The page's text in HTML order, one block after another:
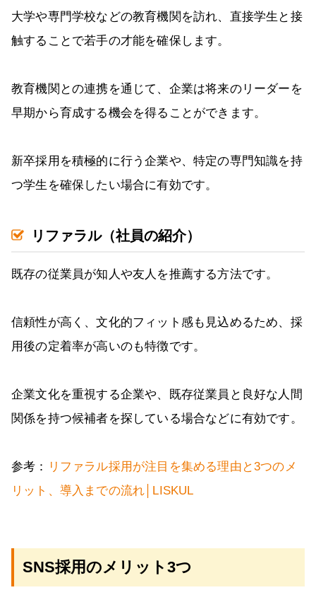
大学や専門学校などの教育機関を訪れ、直接学生と接
触することで若手の才能を確保します。
教育機関との連携を通じて、企業は将来のリーダーを
早期から育成する機会を得ることができます。
新卒採用を積極的に行う企業や、特定の専門知識を持
つ学生を確保したい場合に有効です。
リファラル（社員の紹介）
既存の従業員が知人や友人を推薦する方法です。
信頼性が高く、文化的フィット感も見込めるため、採
用後の定着率が高いのも特徴です。
企業文化を重視する企業や、既存従業員と良好な人間
関係を持つ候補者を探している場合などに有効です。
参考：
リファラル採用が注目を集める理由と3つのメ
リット、導入までの流れ│LISKUL
SNS採用のメリット3つ